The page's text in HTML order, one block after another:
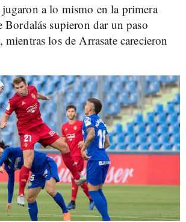
a lo mismo en la primera
Bordalás supieron dar un paso
mientras los de Arrasate carecieron